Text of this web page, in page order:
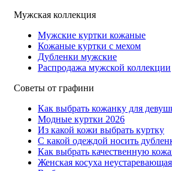
Мужская коллекция
Мужские куртки кожаные
Кожаные куртки с мехом
Дубленки мужские
Распродажа мужской коллекции
Советы от графини
Как выбрать кожанку для
Модные куртки 2026
Из какой кожи выбрать куртку
С какой одеждой носить
Как выбрать качественную
Женская косуха